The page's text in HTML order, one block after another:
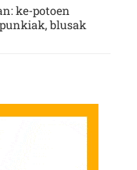
ke-potoen
blusak